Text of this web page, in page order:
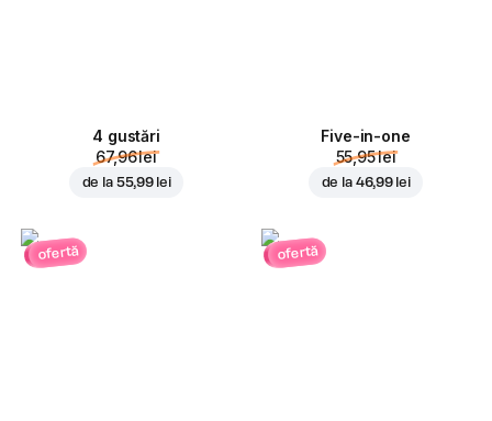
4 gustări
67,96 lei
de la 55,99 lei
Five-in-one
55,95 lei
de la 46,99 lei
ofertă ofertă